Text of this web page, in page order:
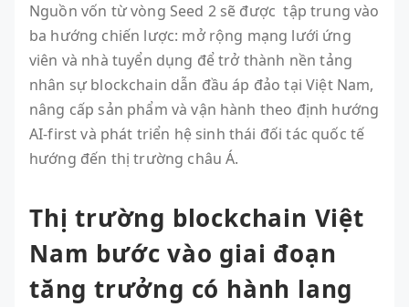
Nguồn vốn từ vòng Seed 2 sẽ được tập trung vào
ba hướng chiến lược: mở rộng mạng lưới ứng
viên và nhà tuyển dụng để trở thành nền tảng
nhân sự blockchain dẫn đầu áp đảo tại Việt Nam,
nâng cấp sản phẩm và vận hành theo định hướng
AI-first và phát triển hệ sinh thái đối tác quốc tế
hướng đến thị trường châu Á.
Thị trường blockchain Việt
Nam bước vào giai đoạn
tăng trưởng có hành lang